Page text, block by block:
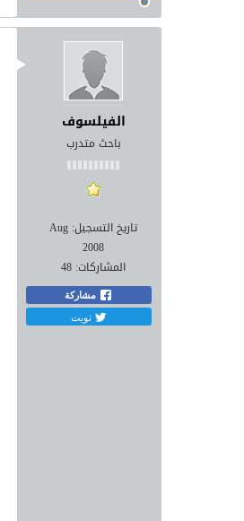
الفيلسوف
باحث متدرب
تاريخ التسجيل: Aug
2008
المشاركات: 48
مشاركة
تويت